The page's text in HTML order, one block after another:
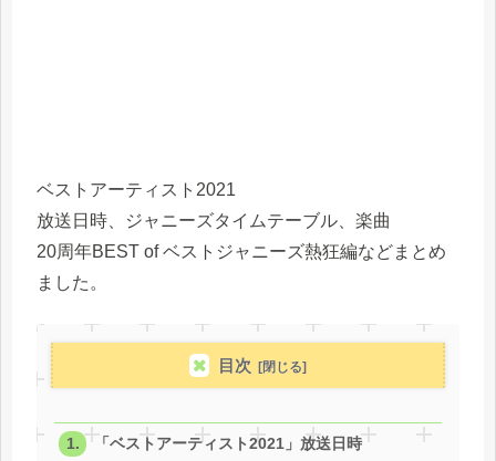
ベストアーティスト2021
放送日時、ジャニーズタイムテーブル、楽曲
20周年BEST of ベストジャニーズ熱狂編などまとめ
ました。
目次
「ベストアーティスト2021」放送日時